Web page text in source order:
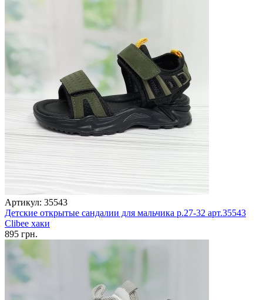
Артикул: 35543
Детские открытые сандалии для мальчика р.27-32 арт.35543
Clibee хаки
895 грн.